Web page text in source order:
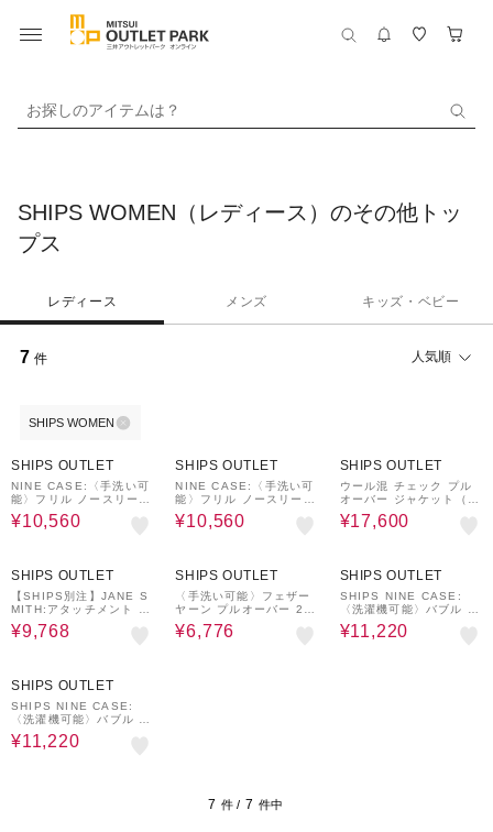
お探しのアイテムは？
SHIPS WOMEN（レディース）のその他トッ
プス
レディース メンズ キッズ・ベビー
7 件 人気順
SHIPS WOMEN
SHIPS OUTLET
NINE CASE:〈手洗い可
能〉フリル ノースリーブ
トップス
¥10,560
SHIPS OUTLET
NINE CASE:〈手洗い可
能〉フリル ノースリーブ
トップス
¥10,560
SHIPS OUTLET
ウール混 チェック プル
オーバー ジャケット（セ
ットアップ対応）
¥17,600
SHIPS OUTLET
【SHIPS別注】JANE S
MITH:アタッチメント プ
ルオーバー ◇
¥9,768
SHIPS OUTLET
〈手洗い可能〉フェザー
ヤーン プルオーバー 24
SS ◇
¥6,776
SHIPS OUTLET
SHIPS NINE CASE:
〈洗濯機可能〉バブル ヘ
ム トップス
¥11,220
SHIPS OUTLET
SHIPS NINE CASE:
〈洗濯機可能〉バブル ヘ
ム トップス
¥11,220
7 件 / 7 件中